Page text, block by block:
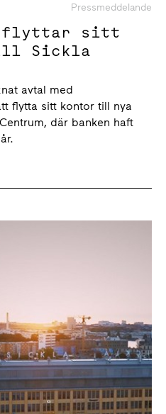
Pressmeddelande
flyttar sitt
Sickla
avtal med
flytta sitt kontor till nya
där banken haft